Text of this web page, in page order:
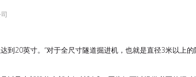
到20英寸。“对于全尺寸隧道掘进机，也就是直径3米以上